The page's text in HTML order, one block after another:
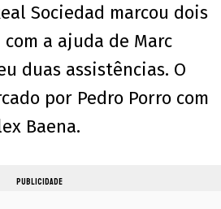
Sociedad marcou dois
a ajuda de Marc
duas assistências. O
por Pedro Porro com
Baena.
PUBLICIDADE